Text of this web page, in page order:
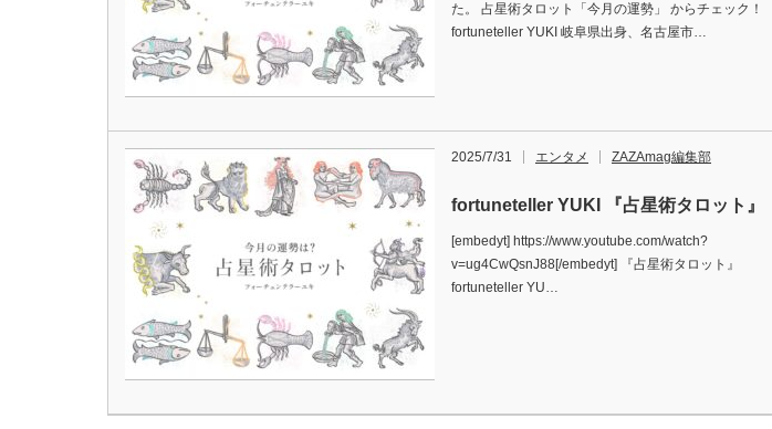
た。 占星術タロット「今月の運勢」 からチェック！
fortuneteller YUKI 岐阜県出身、名古屋市…
2025/7/31 エンタメ ZAZAmag編集部
fortuneteller YUKI 『占星術タロット』
[embedyt] https://www.youtube.com/watch?
v=ug4CwQsnJ88[/embedyt] 『占星術タロット』
fortuneteller YU…